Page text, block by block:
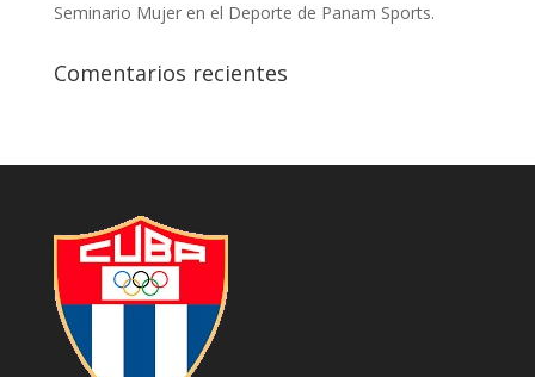
Seminario Mujer en el Deporte de Panam Sports.
Comentarios recientes